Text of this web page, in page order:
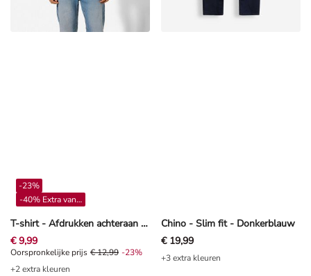
T-shirt - Afdrukken achteraan - wit
-23%
-40% Extra vanaf 4**
€ 9,99
Oorspronkelijke prijs € 12,99, Korting -23%
Oorspronkelijke prijs € 12,99 -23%
+2 extra kleuren
Chino - Slim fit - Donkerblauw
€ 19,99
+3 extra kleuren